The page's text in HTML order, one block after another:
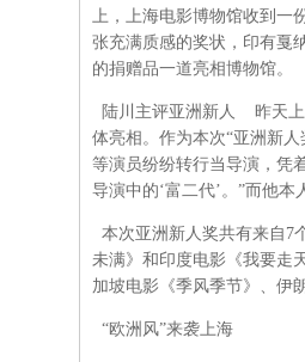
上，上海电影博物馆收到一
张充满质感的奖状，印有戛
的捐赠品一道亮相博物馆。
陆川主评亚洲新人 昨天上
体亮相。作为本次“亚洲新
等演员纷纷转行当导演，凭
导演中的‘富二代’。”而他
本次亚洲新人奖共有来自7
未满》和印度电影《我要走
加坡电影《季风季节》、伊
“欧洲风”来袭上海